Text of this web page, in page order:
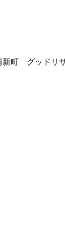
新町 グッド